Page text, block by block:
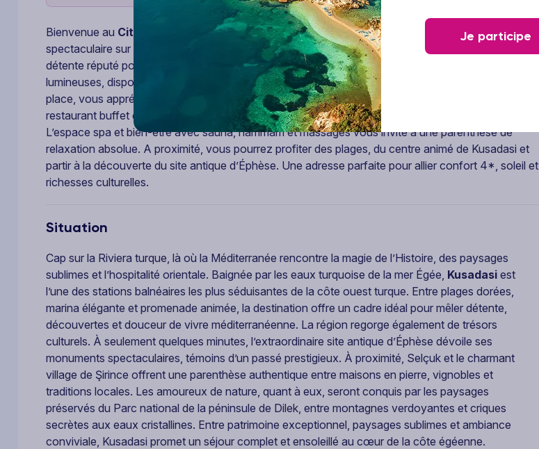
Bienvenue au City's Hill Hotel 4*! Situé sur les hauteurs de Kusadasi, avec une vue
spectaculaire sur la mer Icarienne et le port de plaisance, cet hôtel 4 étoiles est un havre de
détente réputé pour son atmosphère paisible et conviviale. Les chambres, confortables et
lumineuses, disposent d’un balcon et de tout l’équipement nécessaire pour un séjour agréable. Sur
place, vous apprécierez la piscine extérieure avec solarium pour vous relaxer au soleil, ainsi que le
restaurant buffet et le bar pour partager de bons moments autour d’un repas ou d’un verre.
L’espace spa et bien-être avec sauna, hammam et massages vous invite à une parenthèse de
relaxation absolue. A proximité, vous pourrez profiter des plages, du centre animé de Kusadasi et
partir à la découverte du site antique d’Éphèse. Une adresse parfaite pour allier confort 4*, soleil et
richesses culturelles.
Situation
Cap sur la Riviera turque, là où la Méditerranée rencontre la magie de l’Histoire, des paysages
sublimes et l’hospitalité orientale. Baignée par les eaux turquoise de la mer Égée, Kusadasi est
l’une des stations balnéaires les plus séduisantes de la côte ouest turque. Entre plages dorées,
marina élégante et promenade animée, la destination offre un cadre idéal pour mêler détente,
découvertes et douceur de vivre méditerranéenne. La région regorge également de trésors
culturels. À seulement quelques minutes, l’extraordinaire site antique d’Éphèse dévoile ses
monuments spectaculaires, témoins d’un passé prestigieux. À proximité, Selçuk et le charmant
village de Şirince offrent une parenthèse authentique entre maisons en pierre, vignobles et
traditions locales. Les amoureux de nature, quant à eux, seront conquis par les paysages
préservés du Parc national de la péninsule de Dilek, entre montagnes verdoyantes et criques
secrètes aux eaux cristallines. Entre patrimoine exceptionnel, paysages sublimes et ambiance
conviviale, Kusadasi promet un séjour complet et ensoleillé au cœur de la côte égéenne.
Je participe